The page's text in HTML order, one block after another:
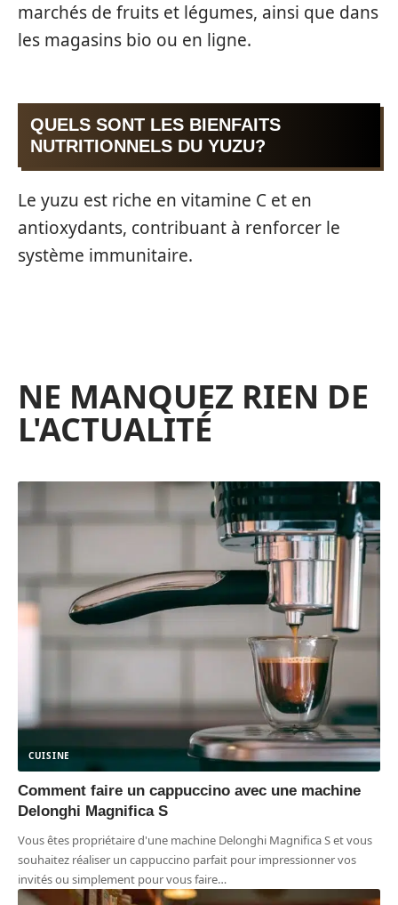
marchés de fruits et légumes, ainsi que dans
les magasins bio ou en ligne.
QUELS SONT LES BIENFAITS
NUTRITIONNELS DU YUZU?
Le yuzu est riche en vitamine C et en
antioxydants, contribuant à renforcer le
système immunitaire.
NE MANQUEZ RIEN DE
L'ACTUALITÉ
CUISINE
Comment faire un cappuccino avec une machine
Delonghi Magnifica S
Vous êtes propriétaire d'une machine Delonghi Magnifica S et vous
souhaitez réaliser un cappuccino parfait pour impressionner vos
invités ou simplement pour vous faire…